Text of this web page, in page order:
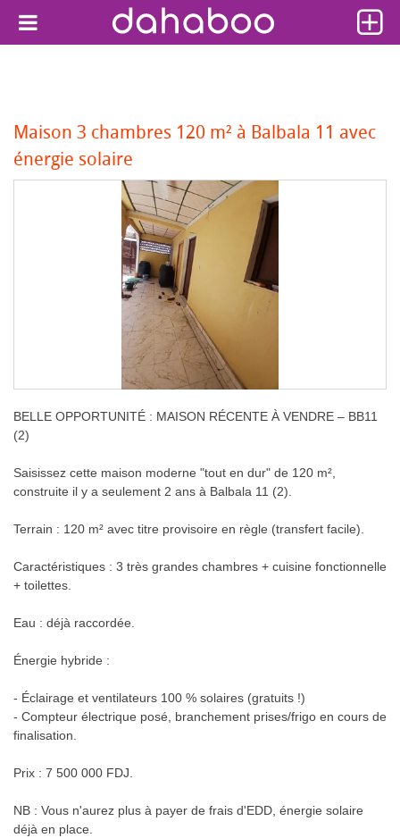
Maison 3 chambres 120 m² à Balbala 11 avec
énergie solaire
BELLE OPPORTUNITÉ : MAISON RÉCENTE À VENDRE – BB11
(2)
Saisissez cette maison moderne "tout en dur" de 120 m²,
construite il y a seulement 2 ans à Balbala 11 (2).
Terrain : 120 m² avec titre provisoire en règle (transfert facile).
Caractéristiques : 3 très grandes chambres + cuisine fonctionnelle
+ toilettes.
Eau : déjà raccordée.
Énergie hybride :
- Éclairage et ventilateurs 100 % solaires (gratuits !)
- Compteur électrique posé, branchement prises/frigo en cours de
finalisation.
Prix : 7 500 000 FDJ.
NB : Vous n'aurez plus à payer de frais d'EDD, énergie solaire
déjà en place.